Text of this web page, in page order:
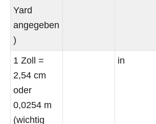
Yard
angegeben
)
1 Zoll =
2,54 cm
oder
0,0254 m
(wichtig
in